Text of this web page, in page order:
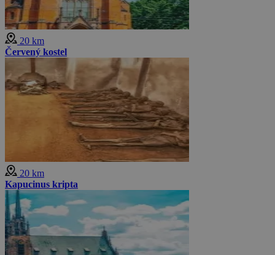
20 km
Červený kostel
20 km
Kapucinus kripta